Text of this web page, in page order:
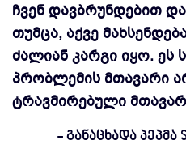
ჩვენ დავბრუნდებით
თუმცა, აქვე
ძალიან კარგი იყო. ეს
პრობლემის მთავარი
ტრავმირებული
- განაცხადა პეპმა